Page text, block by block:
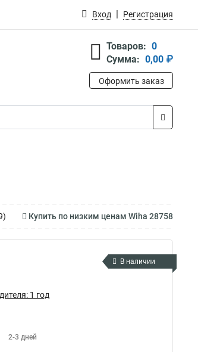
Вход Регистрация
Товаров: 0
Сумма: 0,00 ₽
Оформить заказ
Купить по низким ценам Wiha 28758
В наличии
1 год
2-3 дней